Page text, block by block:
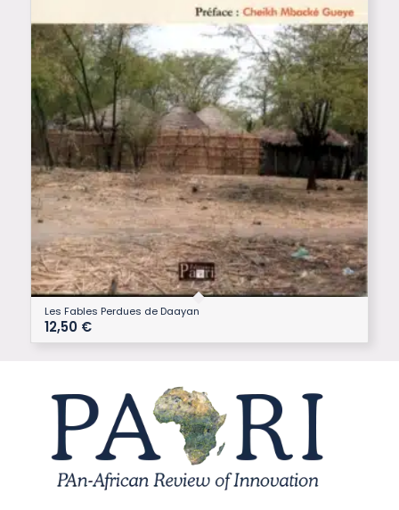
Les Fables Perdues de Daayan
12,50 €